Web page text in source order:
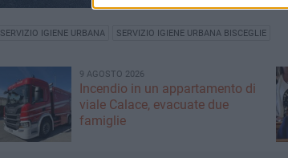
SERVIZIO IGIENE URBANA SERVIZIO IGIENE URBANA BISCEGLIE
9 AGOSTO 2026
Incendio in un appartamento di
viale Calace, evacuate due
famiglie